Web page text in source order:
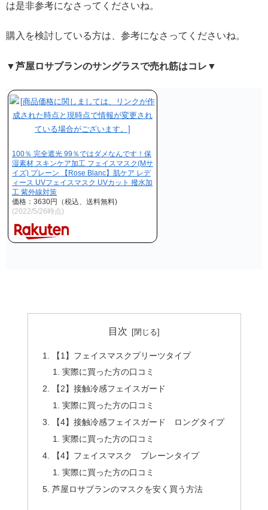
は是非参考になさってくださいね。
購入を検討している方は、参考になさってくださいね。
▼芦屋ロサブランのサングラスで売れ筋はコレ▼
100％ 完全遮光 99％ではダメなんです！保
湿素材 スキンケア加工 フェイスマスク(Mサ
イズ) プレーン 【Rose Blanc】肌ケア レデ
ィース UVフェイスマスク UVカット 撥水加
工 紫外線対策
価格：3630円（税込、送料無料)
(2022/5/26時点)
目次
【1】フェイスマスクプリーツタイプ
実際に買った方の口コミ
【2】接触冷感フェイスガード
実際に買った方の口コミ
【4】接触冷感フェイスガード ロングタイプ
実際に買った方の口コミ
【4】フェイスマスク プレーンタイプ
実際に買った方の口コミ
芦屋ロサブランのマスクを安く買う方法